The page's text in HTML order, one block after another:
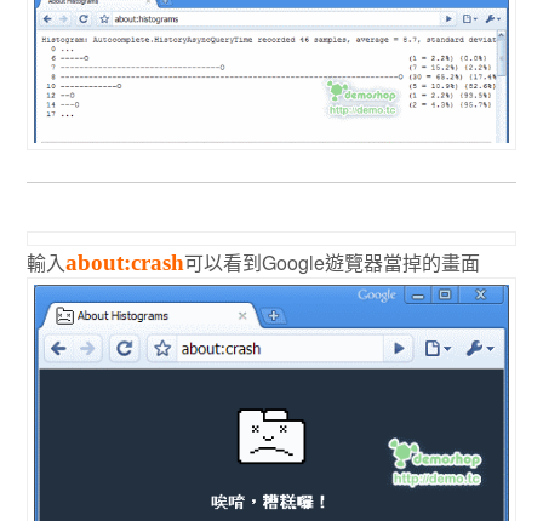
輸入about:crash可以看到Google遊覽器當掉的畫面